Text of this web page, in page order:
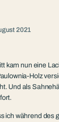
2021
kam nun eine
Holz
Und als
ich während des